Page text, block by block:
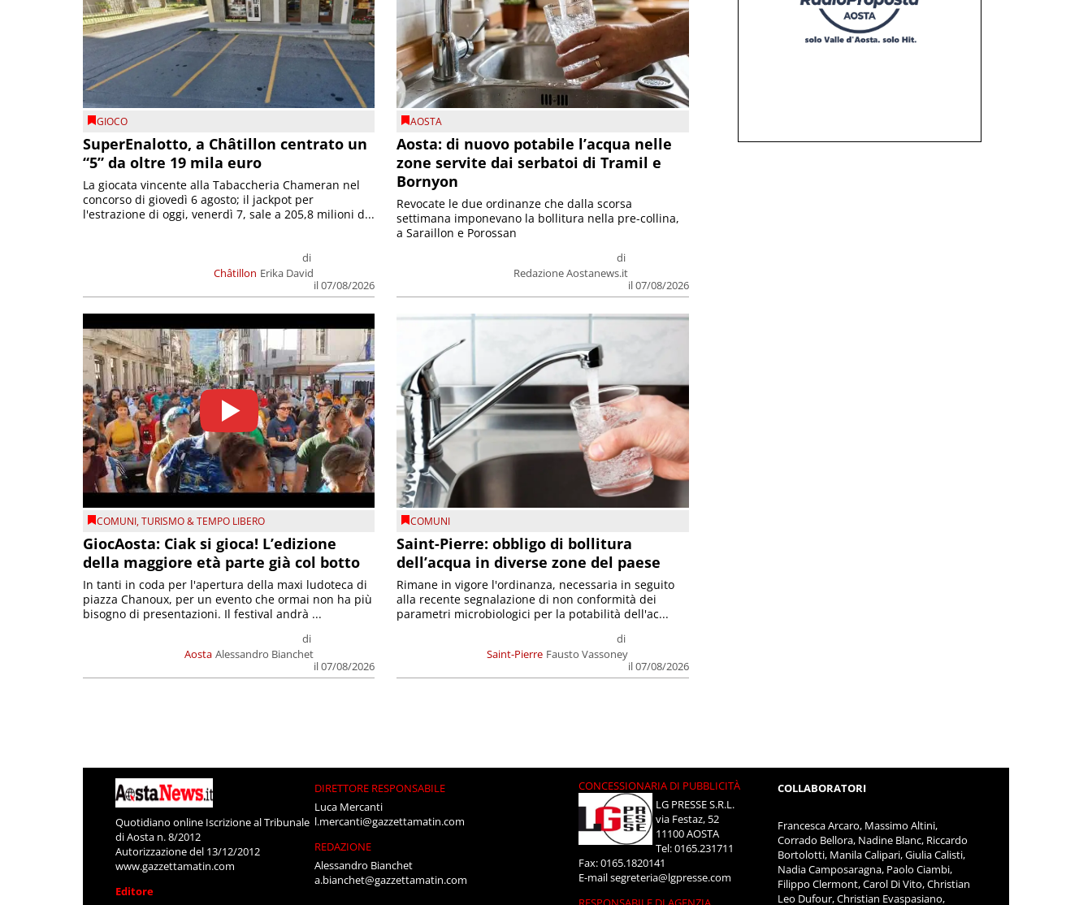
GIOCO
SuperEnalotto, a Châtillon centrato un
“5” da oltre 19 mila euro
Châtillon
di
Erika David
il 07/08/2026
La giocata vincente alla Tabaccheria Chameran nel
concorso di giovedì 6 agosto; il jackpot per
l'estrazione di oggi, venerdì 7, sale a 205,8 milioni d...
AOSTA
Aosta: di nuovo potabile l’acqua nelle
zone servite dai serbatoi di Tramil e
Bornyon
di
Redazione Aostanews.it
il 07/08/2026
Revocate le due ordinanze che dalla scorsa
settimana imponevano la bollitura nella pre-collina,
a Saraillon e Porossan
COMUNI,TURISMO & TEMPO LIBERO
GiocAosta: Ciak si gioca! L’edizione
della maggiore età parte già col botto
Aosta
di
Alessandro Bianchet
il 07/08/2026
In tanti in coda per l'apertura della maxi ludoteca di
piazza Chanoux, per un evento che ormai non ha più
bisogno di presentazioni. Il festival andrà ...
COMUNI
Saint-Pierre: obbligo di bollitura
dell’acqua in diverse zone del paese
Saint-Pierre
di
Fausto Vassoney
il 07/08/2026
Rimane in vigore l'ordinanza, necessaria in seguito
alla recente segnalazione di non conformità dei
parametri microbiologici per la potabilità dell'ac...
Quotidiano online Iscrizione al Tribunale
di Aosta n. 8/2012
Autorizzazione del 13/12/2012
www.gazzettamatin.com
Editore
DIRETTORE RESPONSABILE
Luca Mercanti
l.mercanti@gazzettamatin.com
REDAZIONE
Alessandro Bianchet
a.bianchet@gazzettamatin.com
CONCESSIONARIA DI PUBBLICITÀ
LG PRESSE S.R.L.
via Festaz, 52
11100 AOSTA
Tel: 0165.231711
Fax: 0165.1820141
E-mailsegreteria@lgpresse.com
COLLABORATORI
Francesca Arcaro, Massimo Altini,
Corrado Bellora, Nadine Blanc, Riccardo
Bortolotti, Manila Calipari, Giulia Calisti,
Nadia Camposaragna, Paolo Ciambi,
Filippo Clermont, Carol Di Vito, Christian
Leo Dufour, Christian Evaspasiano,